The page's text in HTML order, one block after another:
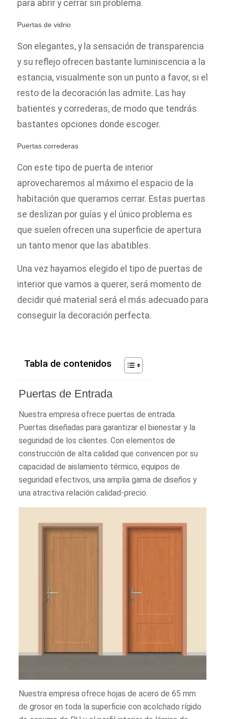
para abrir y cerrar sin problema.
Puertas de vidrio
Son elegantes, y la sensación de transparencia
y su reflejo ofrecen bastante luminiscencia a la
estancia, visualmente son un punto a favor, si el
resto de la decoración las admite. Las hay
batientes y correderas, de modo que tendrás
bastantes opciones donde escoger.
Puertas correderas
Con este tipo de puerta de interior
aprovecharemos al máximo el espacio de la
habitación que queramos cerrar. Estas puertas
se deslizan por guías y el único problema es
que suelen ofrecen una superficie de apertura
un tanto menor que las abatibles.
Una vez hayamos elegido el tipo de puertas de
interior que vamos a querer, será momento de
decidir qué material será el más adecuado para
conseguir la decoración perfecta.
Tabla de contenidos
Puertas de Entrada
Nuestra empresa ofrece puertas de entrada.
Puertas diseñadas para garantizar el bienestar y la
seguridad de los clientes. Con elementos de
construcción de alta calidad que convencen por su
capacidad de aislamiento térmico, equipos de
seguridad efectivos, una amplia gama de diseños y
una atractiva relación calidad-precio.
Nuestra empresa ofrece hojas de acero de 65 mm
de grosor en toda la superficie con acolchado rígido